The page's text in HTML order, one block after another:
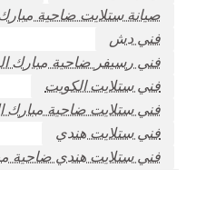
صيانة ستلايت ضاحية مبارك
فني دش
فني رسيفر ضاحية مبارك
فني ستلايت الكويت
فني ستلايت ضاحية مبارك
فني ستلايت هندي
فني ستلايت هندي ضاحية